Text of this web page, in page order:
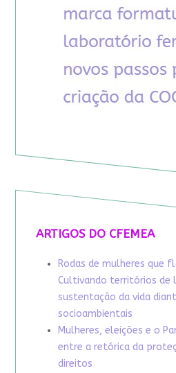
ARTIGOS DO CFEMEA
Rodas de mulheres que
Cultivando territórios de
sustentação da vida
socioambientais
Mulheres, eleições e o
entre a retórica da
direitos